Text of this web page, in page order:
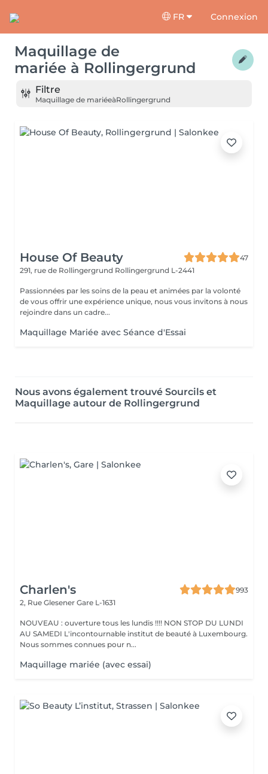
FR Connexion
Maquillage de
mariée à Rollingergrund
Filtre
Maquillage de mariéeàRollingergrund
House Of Beauty
47
291, rue de Rollingergrund Rollingergrund L-2441
Passionnées par les soins de la peau et animées par la volonté
de vous offrir une expérience unique, nous vous invitons à nous
rejoindre dans un cadre...
Maquillage Mariée avec Séance d'Essai
Nous avons également trouvé Sourcils et
Maquillage autour de Rollingergrund
Charlen's
993
2, Rue Glesener Gare L-1631
NOUVEAU : ouverture tous les lundis !!!! NON STOP DU LUNDI
AU SAMEDI L'incontournable institut de beauté à Luxembourg.
Nous sommes connues pour n...
Maquillage mariée (avec essai)